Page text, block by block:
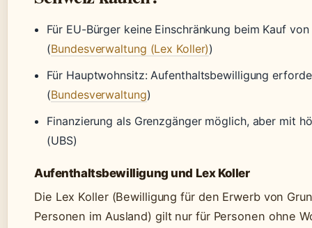
Für EU-Bürger keine Einschränkung beim Kauf
(Bundesverwaltung (Lex Koller))
Für Hauptwohnsitz: Aufenthaltsbewilligung
(Bundesverwaltung)
Finanzierung als Grenzgänger möglich, aber mit
(UBS)
Aufenthaltsbewilligung und Lex Koller
Die Lex Koller (Bewilligung für den Erwerb von
Personen im Ausland) gilt nur für Personen ohne